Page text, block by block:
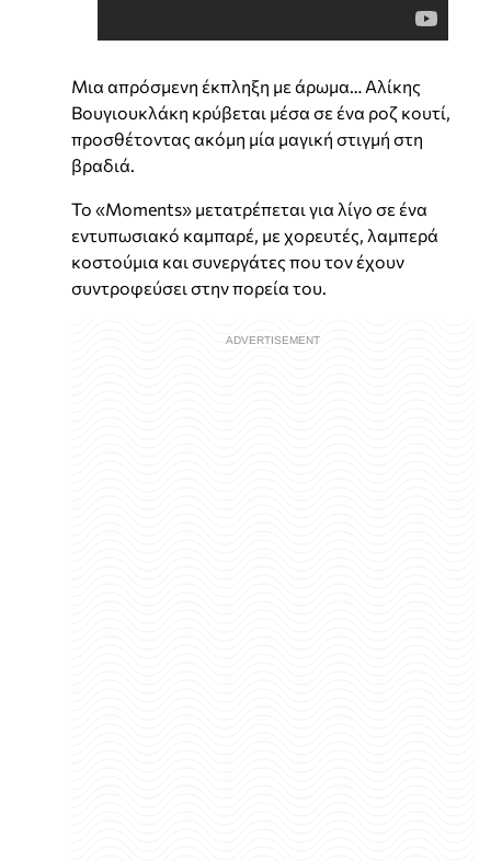
Μια απρόσμενη έκπληξη με άρωμα… Αλίκης
Βουγιουκλάκη κρύβεται μέσα σε ένα ροζ κουτί,
προσθέτοντας ακόμη μία μαγική στιγμή στη
βραδιά.
Το «Moments» μετατρέπεται για λίγο σε ένα
εντυπωσιακό καμπαρέ, με χορευτές, λαμπερά
κοστούμια και συνεργάτες που τον έχουν
συντροφεύσει στην πορεία του.